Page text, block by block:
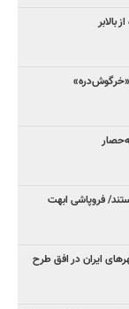
فروپاشی ابهت
ایران در افق طرح